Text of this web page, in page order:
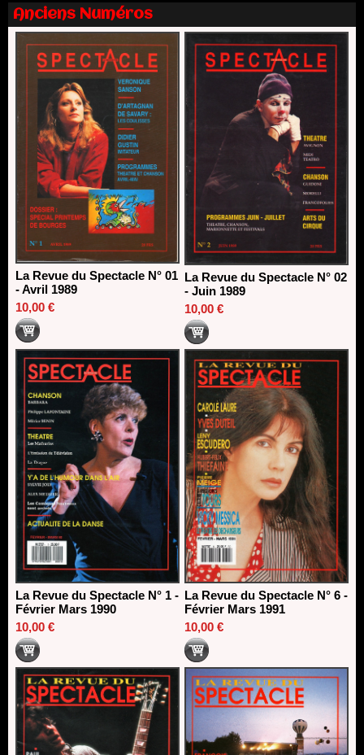
13/06/2026
Nomination de Nathalie Garraud et Olivier Saccomano à la
direction du Théâtre de Gennevilliers - CDN
13/06/2026
Dispositif SACD Auteurs d'espaces : les lauréats 2026
18/03/2026
Anciens Numéros
La Revue du Spectacle N° 01
- Avril 1989
10,00 €
La Revue du Spectacle N° 02
- Juin 1989
10,00 €
La Revue du Spectacle N° 1 -
Février Mars 1990
10,00 €
La Revue du Spectacle N° 6 -
Février Mars 1991
10,00 €